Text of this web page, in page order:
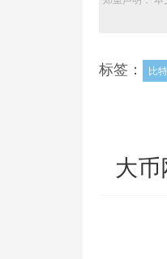
标签： 比
大币